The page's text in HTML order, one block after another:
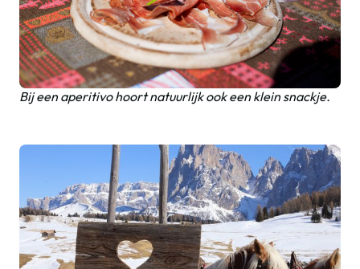
Bij een aperitivo hoort natuurlijk ook een klein snackje.